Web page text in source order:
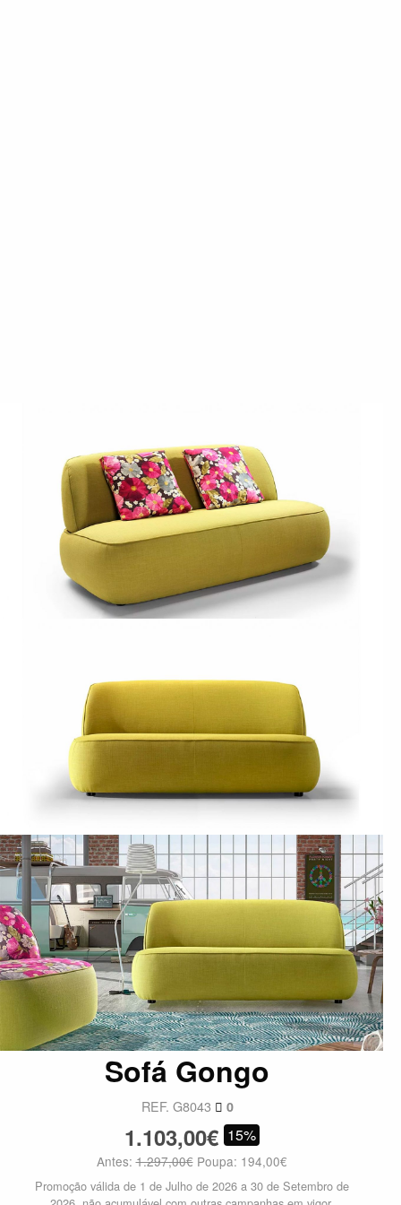
Sofá Gongo
REF. G8043 0
1.103,00€ 15%
Antes:1.297,00€ Poupa: 194,00€
Promoção válida de 1 de Julho de 2026 a 30 de Setembro de